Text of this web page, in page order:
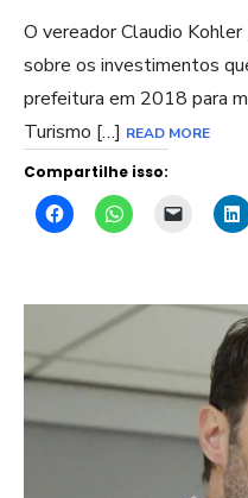
O vereador Claudio
sobre os investimentos
prefeitura em 2018 para
Turismo […] READ MORE
Compartilhe isso: